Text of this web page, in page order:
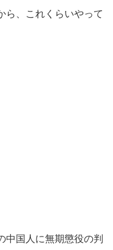
ら、これくらいやって
中国人に無期懲役の判